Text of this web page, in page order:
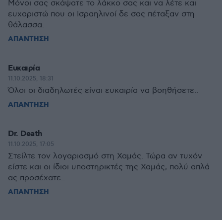
Μόνοι σας σκάψατε το λάκκο σας και να λέτε και
ευχαριστώ που οι Ισραηλινοί δε σας πέταξαν στη
θάλασσα.
ΑΠΑΝΤΗΣΗ
Ευκαιρία
11.10.2025, 18:31
Όλοι οι διαδηλωτές είναι ευκαιρία να βοηθήσετε..
ΑΠΑΝΤΗΣΗ
Dr. Death
11.10.2025, 17:05
Στείλτε τον λογαριασμό στη Χαμάς. Τώρα αν τυχόν
είστε και οι ίδιοι υποστηρικτές της Χαμάς, πολύ απλά
ας προσέχατε..
ΑΠΑΝΤΗΣΗ